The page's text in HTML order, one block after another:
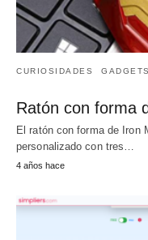
CURIOSIDADES GADGETS
Ratón con forma
El ratón con forma de Iron
personalizado con tres…
4 años hace